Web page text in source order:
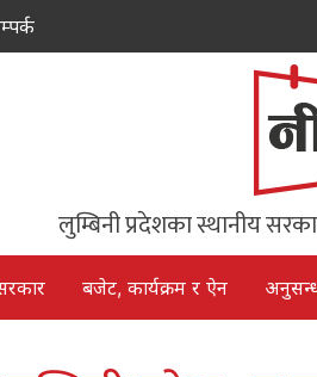
लुम्बिनी प्रदेशका स्थानीय
बजेट, कार्यक्रम र ऐन